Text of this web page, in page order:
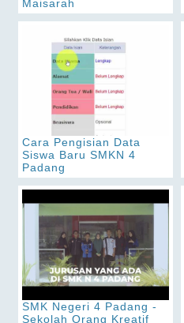
Maisarah
Cara Pengisian Data
Siswa Baru SMKN 4
Padang
SMK Negeri 4 Padang -
Sekolah Orang Kreatif